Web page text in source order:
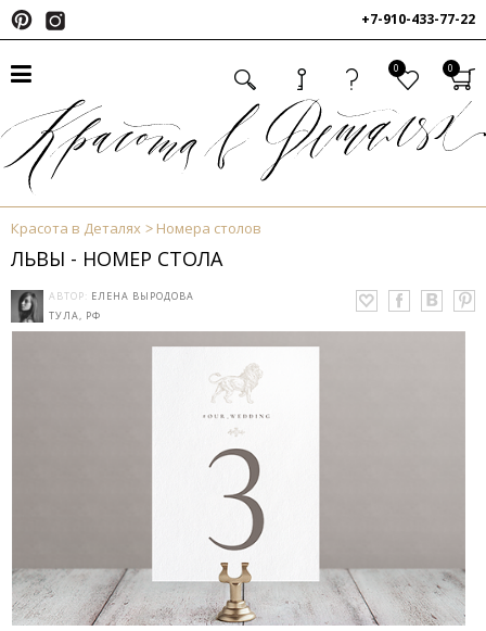
+7-910-433-77-22
0 0
Красота в Деталях Номера столов
ЛЬВЫ - НОМЕР СТОЛА
АВТОР: ЕЛЕНА ВЫРОДОВА
ТУЛА, РФ